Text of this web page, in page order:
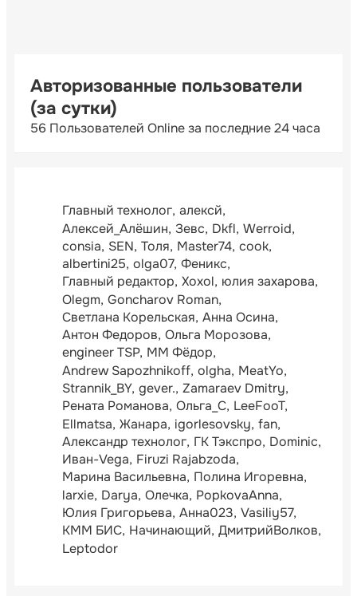
Авторизованные пользователи
(за сутки)
56 Пользователей Online за последние 24 часа
Главный технолог алексй
Алексей_Алёшин Зевс Dkfl Werroid
consia SEN Толя Master74 cook
albertini25 olga07 Феникс
Главный редактор Xoxol юлия захарова
Olegm Goncharov Roman
Светлана Корельская Анна Осина
Антон Федоров Ольга Морозова
engineer TSP ММ Фёдор
Andrew Sapozhnikoff olgha MeatYo
Strannik_BY gever. Zamaraev Dmitry
Рената Романова Ольга_С LeeFooT
Ellmatsa Жанара igorlesovsky fan
Александр технолог ГК Тэкспро Dominic
Иван-Vega Firuzi Rajabzoda
Марина Васильевна Полина Игоревна
larxie Darya Олечка PopkovaAnna
Юлия Григорьева Анна023 Vasiliy57
КММ БИС Начинающий ДмитрийВолков
Leptodor